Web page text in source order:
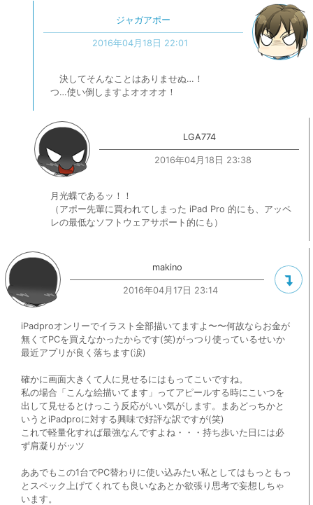
ジャガアポー
2016年04月18日 22:01
決してそんなことはありませぬ…！
つ…使い倒しますよオオオオ！
LGA774
2016年04月18日 23:38
月光蝶であるッ！！
（アポー先輩に買われてしまった iPad Pro 的にも、アッペ
レの最低なソフトウェアサポート的にも）
makino
2016年04月17日 23:14
iPadproオンリーでイラスト全部描いてますよ〜〜何故ならお金が
無くてPCを買えなかったからです(笑)がっつり使っているせいか
最近アプリが良く落ちます(涙)
確かに画面大きくて人に見せるにはもってこいですね。
私の場合「こんな絵描いてます」ってアピールする時にこいつを
出して見せるとけっこう反応がいい気がします。まあどっちかと
いうとiPadproに対する興味で好評な訳ですが(笑)
これで軽量化すれば最強なんですよね・・・持ち歩いた日には必
ず肩凝りがッツ
ああでもこの1台でPC替わりに使い込みたい私としてはもっともっ
とスペック上げてくれても良いなあとか欲張り思考で妄想しちゃ
います。